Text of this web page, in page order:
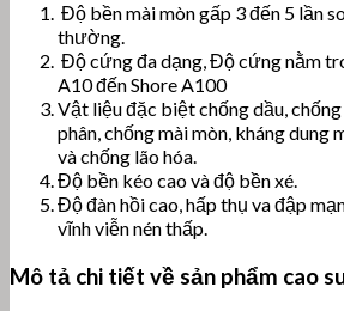
Độ bền mài mòn gấp 3 đến 5 lần
thường.
Độ cứng đa dạng, Độ cứng nằm
A10 đến Shore A100
Vật liệu đặc biệt chống dầu,
phân, chống mài mòn, kháng dung
và chống lão hóa.
Độ bền kéo cao và độ bền xé.
Độ đàn hồi cao, hấp thụ va đập
vĩnh viễn nén thấp.
Mô tả chi tiết về sản phẩm cao